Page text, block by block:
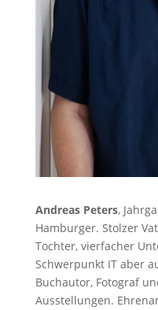
Andreas Peters,
Hamburger. Stolzer
Tochter, vierfacher
Schwerpunkt IT aber
Buchautor, Fotograf
Ausstellungen.